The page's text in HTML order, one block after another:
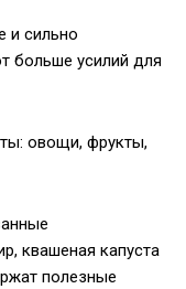
и сильно
больше усилий для
овощи, фрукты,
квашеная капуста
полезные